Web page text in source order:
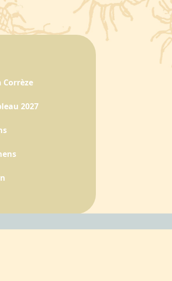
Corrèze
2027